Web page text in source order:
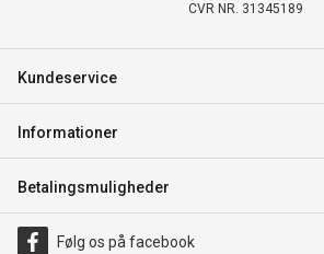
CVR NR. 31345189
Kundeservice
Informationer
Betalingsmuligheder
Følg os på facebook